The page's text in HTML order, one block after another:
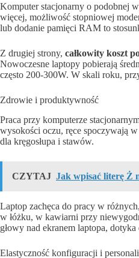
Komputer stacjonarny o podobnej
więcej, możliwość stopniowej
lub dodanie pamięci RAM to
Z drugiej strony, całkowity koszt
Nowoczesne laptopy pobierają
często 200-300W. W skali roku,
Zdrowie i produktywność
Praca przy komputerze
wysokości oczu, ręce spoczywają
dla kręgosłupa i stawów.
CZYTAJ Jak wpisać literę Ż
Laptop zachęca do pracy w
w łóżku, w kawiarni przy
głowy nad ekranem laptopa,
Elastyczność konfiguracji i